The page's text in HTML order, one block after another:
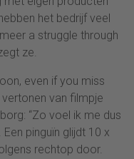
het bedrijf veel
a struggle through
ze.
even if you miss
van filmpje
“Zo voel ik me dus
pinguïn glijdt 10 x
rechtop door.